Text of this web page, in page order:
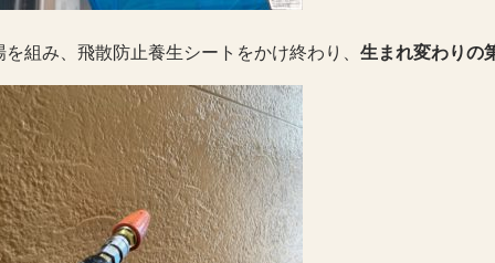
を組み、飛散防止養生シートをかけ終わり、 生まれ変わりの